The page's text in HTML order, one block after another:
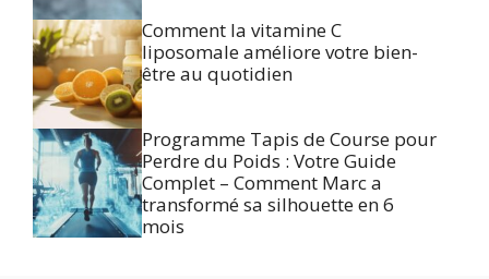
Comment la vitamine C
liposomale améliore votre bien-
être au quotidien
Programme Tapis de Course pour
Perdre du Poids : Votre Guide
Complet – Comment Marc a
transformé sa silhouette en 6
mois